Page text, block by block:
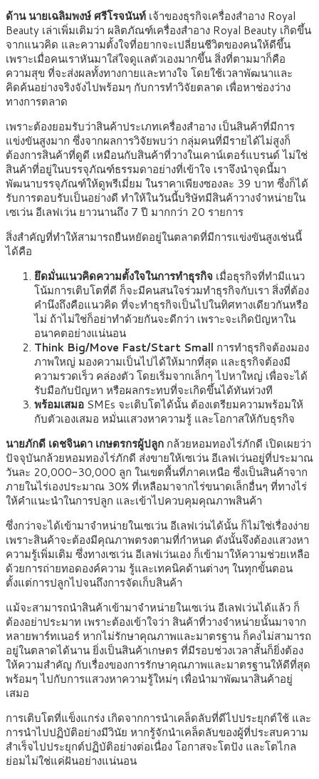
ด้าน นายเฉลิมพงษ์ ศรีโรจนันท์ เจ้าของธุรกิจเครื่องสำอาง Royal
Beauty เล่าเพิ่มเติมว่า ผลิตภัณฑ์เครื่องสำอาง Royal Beauty เกิดขึ้น
จากแนวคิด และความตั้งใจที่อยากจะเปลี่ยนชีวิตของคนให้ดีขึ้น
เพราะเมื่อคนเราหันมาใส่ใจดูแลตัวเองมากขึ้น สิ่งที่ตามมาก็คือ
ความสุข ที่จะส่งผลทั้งทางกายและทางใจ โดยใช้เวลาพัฒนาและ
คิดค้นอย่างจริงจังไปพร้อมๆ กับการทำวิจัยตลาด เพื่อหาช่องว่าง
ทางการตลาด
เพราะต้องยอมรับว่าสินค้าประเภทเครื่องสำอาง เป็นสินค้าที่มีการ
แข่งขันสูงมาก ซึ่งจากผลการวิจัยพบว่า กลุ่มคนที่มีรายได้ไม่สูงก็
ต้องการสินค้าที่ดูดี เหมือนกับสินค้าที่วางในเคาน์เตอร์แบรนด์ ไม่ใช่
สินค้าที่อยู่ในบรรจุภัณฑ์ธรรมดาอย่างที่เข้าใจ เราจึงนำจุดนี้มา
พัฒนาบรรจุภัณฑ์ให้ดูพรีเมี่ยม ในราคาเพียงซองละ 39 บาท ซึ่งก็ได้
รับการตอบรับเป็นอย่างดี ทำให้ในวันนี้บริษัทมีสินค้าวางจำหน่ายใน
เซเว่น อีเลฟเว่น ยาวนานถึง 7 ปี มากกว่า 20 รายการ
สิ่งสำคัญที่ทำให้สามารถยืนหยัดอยู่ในตลาดที่มีการแข่งขันสูงเช่นนี้
ได้คือ
ยึดมั่นแนวคิดความตั้งใจในการทำธุรกิจ เมื่อธุรกิจที่ทำมีแนว
โน้มการเติบโตที่ดี ก็จะมีคนสนใจร่วมทำธุรกิจกับเรา สิ่งที่ต้อง
คำนึงถึงคือแนวคิด ที่จะทำธุรกิจเป็นไปในทิศทางเดียวกันหรือ
ไม่ ถ้าไม่ใช่ก็อย่าทำด้วยกันจะดีกว่า เพราะจะเกิดปัญหาใน
อนาคตอย่างแน่นอน
Think Big/Move Fast/Start Small การทำธุรกิจต้องมอง
ภาพใหญ่ มองความเป็นไปได้ให้มากที่สุด และธุรกิจต้องมี
ความรวดเร็ว คล่องตัว โดยเริ่มจากเล็กๆ ไปหาใหญ่ เพื่อจะได้
รับมือกับปัญหา หรือผลกระทบที่จะเกิดขึ้นได้ทันท่วงที
พร้อมเสมอ SMEs จะเติบโตได้นั้น ต้องเตรียมความพร้อมให้
กับตัวเองเสมอ หมั่นแสวงหาความรู้ และโอกาสให้กับธุรกิจ
นายภักดี เดชจินดา เกษตรกรผู้ปลูก กล้วยหอมทองไร่ภักดี เปิดเผยว่า
ปัจจุบันกล้วยหอมทองไร่ภักดี ส่งขายให้เซเว่น อีเลฟเว่นอยู่ที่ประมาณ
วันละ 20,000-30,000 ลูก ในเขตพื้นที่ภาคเหนือ ซึ่งเป็นสินค้าจาก
ภายในไร่เองประมาณ 30% ที่เหลือมาจากไร่ขนาดเล็กอื่นๆ ที่ทางไร่
ให้คำแนะนำในการปลูก และเข้าไปควบคุมคุณภาพสินค้า
ซึ่งกว่าจะได้เข้ามาจำหน่ายในเซเว่น อีเลฟเว่นได้นั้น ก็ไม่ใช่เรื่องง่าย
เพราะสินค้าจะต้องมีคุณภาพตรงตามที่กำหนด ดังนั้นจึงต้องแสวงหา
ความรู้เพิ่มเติม ซึ่งทางเซเว่น อีเลฟเว่นเอง ก็เข้ามาให้ความช่วยเหลือ
ด้วยการถ่ายทอดองค์ความ รู้และเทคนิคด้านต่างๆ ในทุกขั้นตอน
ตั้งแต่การปลูกไปจนถึงการจัดเก็บสินค้า
แม้จะสามารถนำสินค้าเข้ามาจำหน่ายในเซเว่น อีเลฟเว่นได้แล้ว ก็
ต้องอย่าประมาท เพราะต้องเข้าใจว่า สินค้าที่วางจำหน่ายนั้นมาจาก
หลายพาร์ทเนอร์ หากไม่รักษาคุณภาพและมาตรฐาน ก็คงไม่สามารถ
อยู่ในตลาดได้นาน ยิ่งเป็นสินค้าเกษตร ที่มีรอบช่วงเวลาสั้นก็ยิ่งต้อง
ให้ความสำคัญ กับเรื่องของการรักษาคุณภาพและมาตรฐานให้ดีที่สุด
พร้อมๆ ไปกับการแสวงหาความรู้ใหม่ๆ เพื่อนำมาพัฒนาสินค้าอยู่
เสมอ
การเติบโตที่แข็งแกร่ง เกิดจากการนำเคล็ดลับที่ดีไปประยุกต์ใช้ และ
การนำไปปฏิบัติอย่างมีวินัย หากรู้จักนำเคล็ดลับของผู้ที่ประสบความ
สำเร็จไปประยุกต์ปฏิบัติอย่างต่อเนื่อง โอกาสจะโตปัง และโตไกล
ย่อมไม่ใช่แค่ฝันอย่างแน่นอน